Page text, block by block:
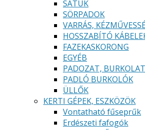
SATUK
SÖRPADOK
VARRÁS,
HOSSZABÍTÓ
FAZEKASKORONG
EGYÉB
PADOZAT, BURKOLAT
PADLÓ BURKOLÓK
ÜLLŐK
KERTI GÉPEK, ESZKÖZÖK
Vontatható fűseprűk
Erdészeti fafogók